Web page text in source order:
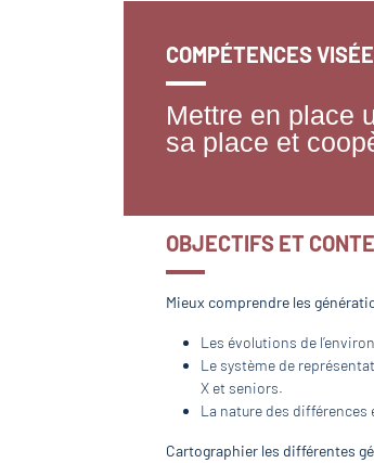
COMPÉTENCES
Mettre en place
sa place et
OBJECTIFS ET
Mieux comprendre les
Les évolutions de
Le système de
X et seniors.
La nature des
Cartographier les différentes